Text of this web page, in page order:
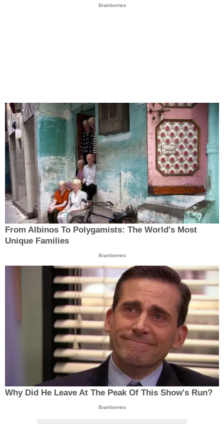
Brainberries
From Albinos To Polygamists: The World's Most
Unique Families
Brainberries
Why Did He Leave At The Peak Of This Show's Run?
Brainberries